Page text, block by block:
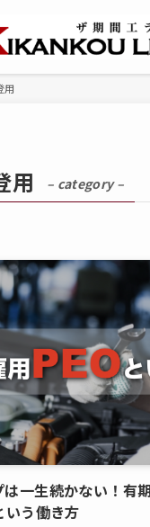
用
用 – category –
一生続かない！有
いう働き方